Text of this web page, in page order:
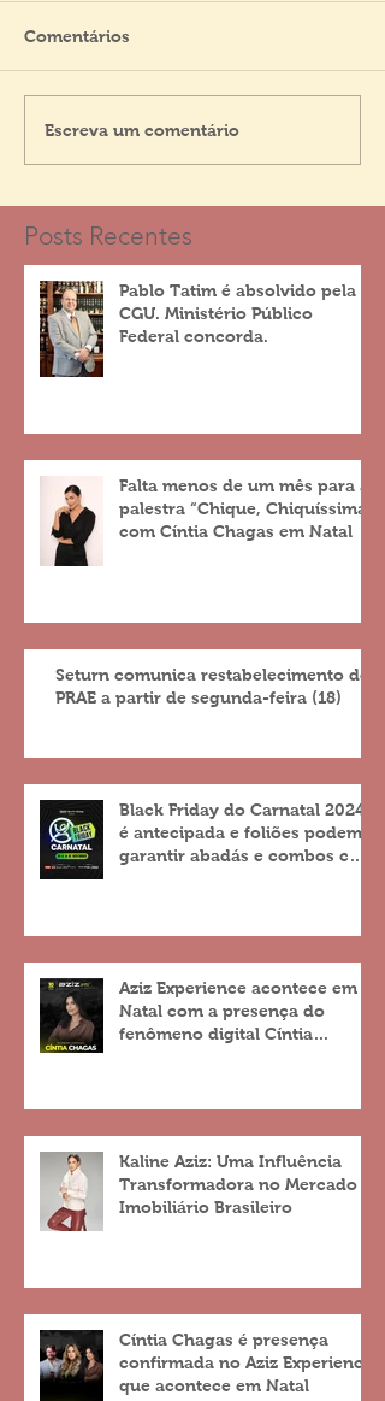
Comentários
Escreva um comentário
Posts Recentes
Pablo Tatim é absolvido pela
CGU. Ministério Público
Federal concorda.
Falta menos de um mês para a
palestra “Chique, Chiquíssima”
com Cíntia Chagas em Natal
Seturn comunica restabelecimento do
PRAE a partir de segunda-feira (18)
Black Friday do Carnatal 2024
é antecipada e foliões podem
garantir abadás e combos com
Aziz Experience acontece em
Natal com a presença do
fenômeno digital Cíntia
Kaline Aziz: Uma Influência
Transformadora no Mercado
Imobiliário Brasileiro
Cíntia Chagas é presença
confirmada no Aziz Experience
que acontece em Natal